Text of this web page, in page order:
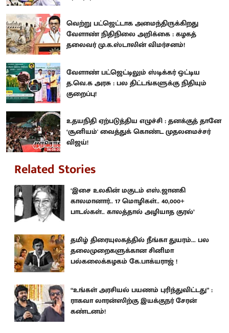
வெற்று பட்ஜெட்டாக அமைந்திருக்கிறது
வேளாண் நிதிநிலை அறிக்கை : கழகத்
தலைவர் மு.க.ஸ்டாலின் விமர்சனம்!
வேளாண் பட்ஜெட்டிலும் ஸ்டிக்கர் ஒட்டிய
த.வெ.க அரசு : பல திட்டங்களுக்கு நிதியும்
குறைப்பு!
உதயநிதி ஏற்படுத்திய எழுச்சி : தனக்குத் தானே
‘சூனியம்' வைத்துக் கொண்ட முதலமைச்சர்
விஜய்!
Related Stories
‘இசை உலகின் மகுடம் எஸ்.ஜானகி
காலமானார்.. 17 மொழிகள்.. 40,000+
பாடல்கள்.. காலத்தால் அழியாத குரல்’
தமிழ் திரையுலகத்தில் நீங்கா துயரம்... பல
தலைமுறைகளுக்கான சினிமா
பல்கலைக்கழகம் கே.பாக்யராஜ் !
“உங்கள் அரசியல் பயணம் புரிந்துவிட்டது” :
ராகவா லாரன்ஸிற்கு இயக்குநர் சேரன்
கண்டனம்!